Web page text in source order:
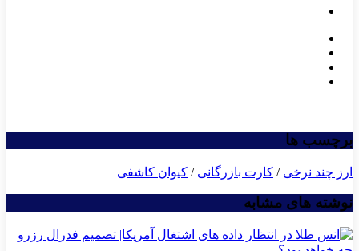
برچسب ها
ارز چند نرخی / کارت بازرگانی / کیوان کاشفی
نوشته های مشابه